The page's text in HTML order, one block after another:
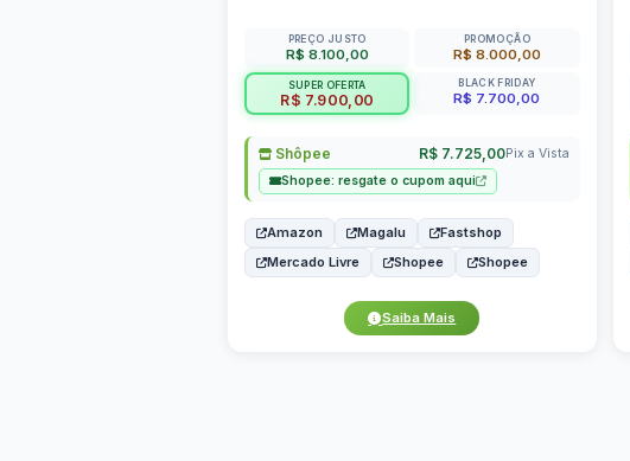
PREÇO JUSTO
R$ 8.100,00
PROMOÇÃO
R$ 8.000,00
SUPER OFERTA
R$ 7.900,00
BLACK FRIDAY
R$ 7.700,00
Shôpee R$ 7.725,00Pix a Vista
Shopee: resgate o cupom aqui
Amazon Magalu
Fastshop
Mercado Livre
Shopee Shopee
Saiba Mais